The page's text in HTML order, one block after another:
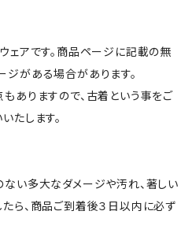
ェアです。商品ページに記載の無
がある場合があります。
ありますので、古着という事をご
たします。
い多大なダメージや汚れ、著しい
ら、商品ご到着後３日以内に必ず